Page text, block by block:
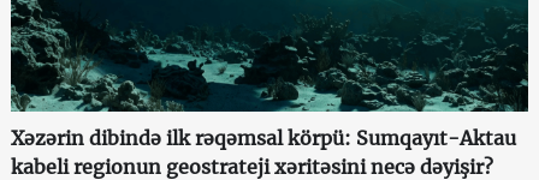
Xəzərin dibində ilk rəqəmsal körpü: Sumqayıt-Aktau
kabeli regionun geostrateji xəritəsini necə dəyişir?